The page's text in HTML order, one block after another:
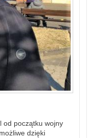
od początku wojny
dzięki